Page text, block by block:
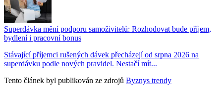
Superdávka mění podporu samoživitelů: Rozhodovat bude příjem,
bydlení i pracovní bonus
Stávající příjemci rušených dávek přecházejí od srpna 2026 na
superdávku podle nových pravidel. Nestačí mít...
Tento článek byl publikován ze zdrojů Byznys trendy